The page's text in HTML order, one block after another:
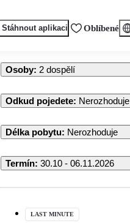
Stáhnout aplikaci Oblíbené
Osoby: 2 dospělí
Odkud pojedete: Nerozhoduje
Délka pobytu: Nerozhoduje
Termín: 30.10 - 06.11.2026
LAST MINUTE